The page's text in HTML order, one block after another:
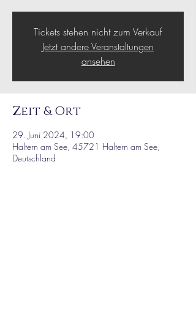
Tickets stehen nicht zum Verkauf
Jetzt andere Veranstaltungen
ansehen
Zeit & Ort
29. Juni 2024, 19:00
Haltern am See, 45721 Haltern am See,
Deutschland